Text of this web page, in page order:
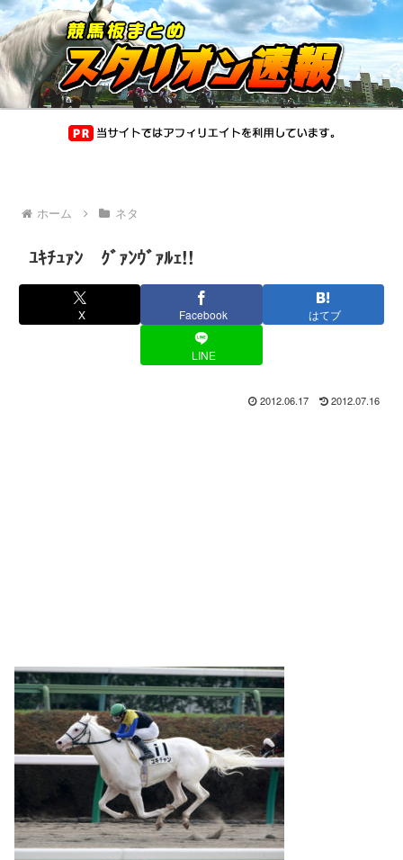
ホーム ネタ
ﾕｷﾁｭｧﾝ ｸﾞｧﾝｳﾞｧﾙｪ!!
X Facebook はてブ
LINE
2012.06.17 2012.07.16